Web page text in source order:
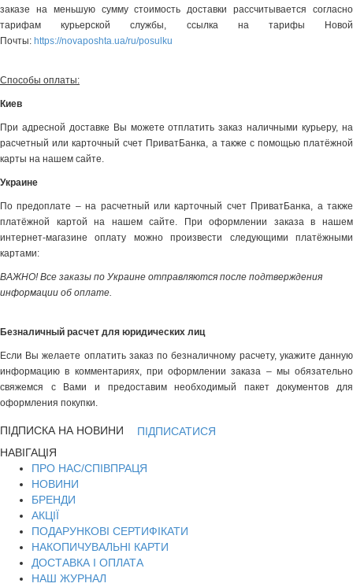
заказе на меньшую сумму стоимость доставки рассчитывается согласно
тарифам курьерской службы, ссылка на тарифы Новой
Почты: https://novaposhta.ua/ru/posulku
Способы оплаты:
Киев
При адресной доставке Вы можете отплатить заказ наличными курьеру, на
расчетный или карточный счет ПриватБанка, а также с помощью платёжной
карты на нашем сайте.
Украине
По предоплате – на расчетный или карточный счет ПриватБанка, а также
платёжной картой на нашем сайте. При оформлении заказа в нашем
интернет-магазине оплату можно произвести следующими платёжными
картами:
ВАЖНО! Все заказы по Украине отправляются после подтверждения
информации об оплате.
Безналичный расчет для юридических лиц
Если Вы желаете оплатить заказ по безналичному расчету, укажите данную
информацию в комментариях, при оформлении заказа – мы обязательно
свяжемся с Вами и предоставим необходимый пакет документов для
оформления покупки.
ПІДПИСКА НА НОВИНИ
ПІДПИСАТИСЯ
НАВІГАЦІЯ
ПРО НАС/СПІВПРАЦЯ
НОВИНИ
БРЕНДИ
АКЦІЇ
ПОДАРУНКОВІ СЕРТИФІКАТИ
НАКОПИЧУВАЛЬНІ КАРТИ
ДОСТАВКА І ОПЛАТА
НАШ ЖУРНАЛ